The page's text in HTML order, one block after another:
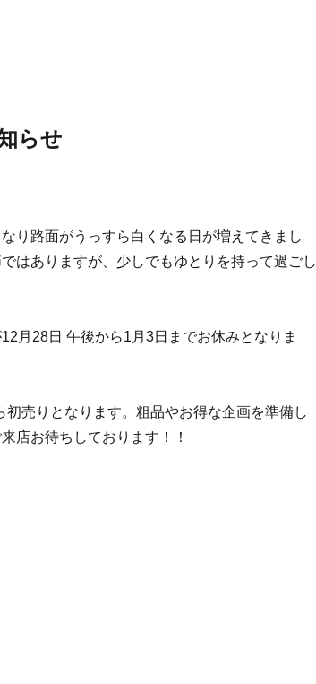
らせ
り路面がうっすら白くなる日が増えてきまし
はありますが、少しでもゆとりを持って過ごし
月28日 午後から1月3日までお休みとなりま
初売りとなります。粗品やお得な企画を準備し
店お待ちしております！！